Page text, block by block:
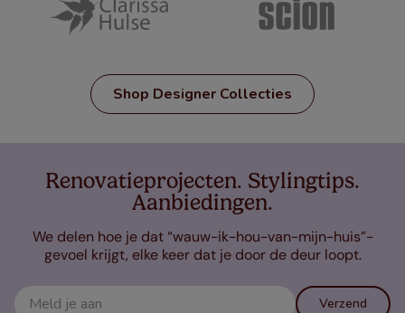
Shop Designer Collecties
Renovatieprojecten. Stylingtips.
Aanbiedingen.
We delen hoe je dat “wauw-ik-hou-van-mijn-huis”-
gevoel krijgt, elke keer dat je door de deur loopt.
Verzend